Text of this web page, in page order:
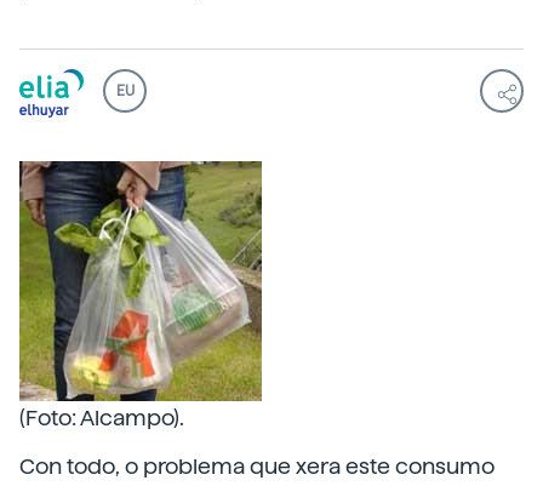
EU
(Foto: Alcampo).
Con todo, o problema que xera este consumo